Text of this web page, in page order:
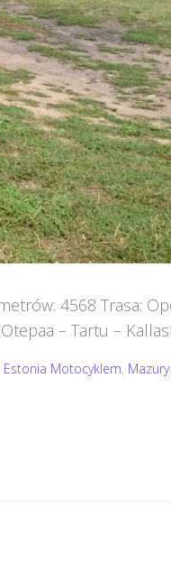
4568 Trasa:
– Tartu –
Estonia Motocyklem,